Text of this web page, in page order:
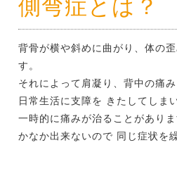
側弯症とは？
背骨が横や斜めに曲がり、体の
す。
それによって肩凝り、背中の痛
日常生活に支障を きたしてしま
一時的に痛みが治ることがあり
かなか出来ないので 同じ症状を